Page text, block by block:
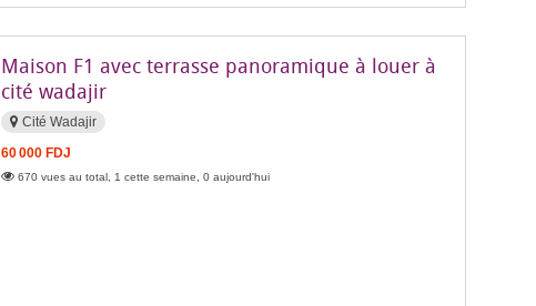
Maison F1 avec terrasse panoramique à louer à
cité wadajir
Cité Wadajir
60 000 FDJ
670 vues au total, 1 cette semaine, 0 aujourd'hui